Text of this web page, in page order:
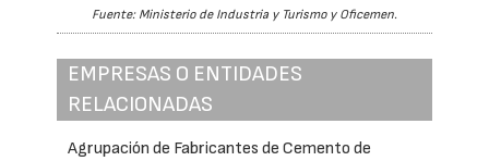
Fuente: Ministerio de Industria y Turismo y Oficemen.
EMPRESAS O ENTIDADES
RELACIONADAS
Agrupación de Fabricantes de Cemento de